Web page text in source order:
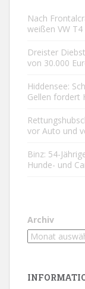
Nach
weißen VW
Dreister
von 30.000
Hiddensee:
Gellen fordert
vor Auto und
Binz: 54-
Hunde- und
Archiv